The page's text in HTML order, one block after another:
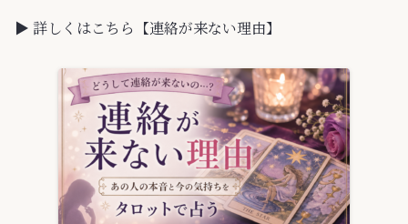
▶ 詳しくはこちら【連絡が来ない理由】